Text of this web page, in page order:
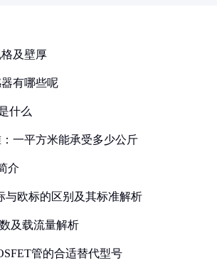
及壁厚
有哪些呢
什么
一平方米能承受多少公斤
介
与欧标的区别及其标准解析
及载流量解析
管的合适替代型号